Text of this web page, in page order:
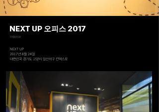
NEXT UP 오피스 2017
Interior
NEXT UP
2017년 8월 24일
대한민국 경기도 고양시 일산서구 킨텍스로